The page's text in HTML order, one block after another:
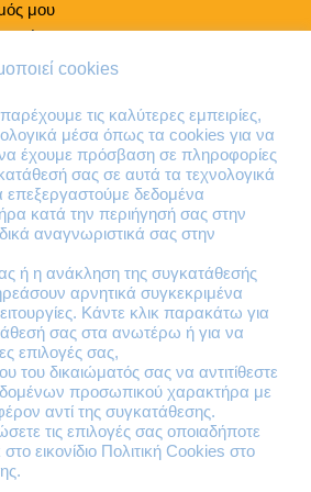
μου
cookies
τις καλύτερες εμπειρίες,
μέσα όπως τα cookies για να
έχουμε πρόσβαση σε πληροφορίες
σας σε αυτά τα τεχνολογικά
επεξεργαστούμε δεδομένα
κατά την περιήγησή σας στην
αναγνωριστικά σας στην
ή η ανάκληση της συγκατάθεσής
αρνητικά συγκεκριμένα
Κάντε κλικ παρακάτω για
σας στα ανωτέρω ή για να
επιλογές σας,
του δικαιώματός σας να αντιτίθεστε
προσωπικού χαρακτήρα με
αντί της συγκατάθεσης.
τις επιλογές σας οποιαδήποτε
εικονίδιο Πολιτική Cookies στο